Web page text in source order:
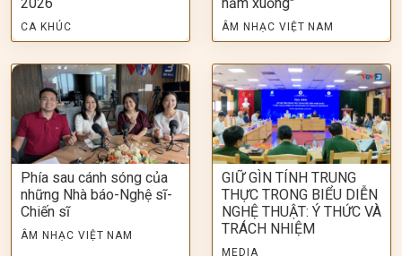
CA KHÚC ÂM NHẠC VIỆT NAM
Phía sau cánh sóng của
những Nhà báo-Nghệ sĩ-
Chiến sĩ
ÂM NHẠC VIỆT NAM
GIỮ GÌN TÍNH TRUNG
THỰC TRONG BIỂU DIỄN
NGHỆ THUẬT: Ý THỨC VÀ
TRÁCH NHIỆM
MEDIA